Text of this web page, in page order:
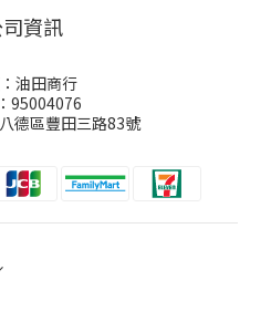
資訊
油田商行
95004076
德區豐田三路83號